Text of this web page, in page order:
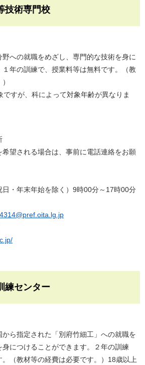
技術専門校
への就職をめざし、専門的な技術を身に
年の訓練で、授業料等は無料です。（教
すが、科によって対象年齢が異なりま
される場合は、事前に電話連絡をお願
・年末年始を除く）9時00分～17時00分
練センター
ら指定された「別府竹細工」への就職を
につけることができます。２年の訓練
（教材等の経費は必要です。）18歳以上